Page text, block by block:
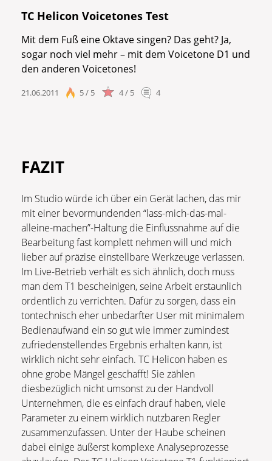
TC Helicon Voicetones Test
Mit dem Fuß eine Oktave singen? Das geht? Ja,
sogar noch viel mehr – mit dem Voicetone D1 und
den anderen Voicetones!
21.06.2011 5 / 5 4 / 5 4
FAZIT
Im Studio würde ich über ein Gerät lachen, das mir
mit einer bevormundenden “lass-mich-das-mal-
alleine-machen”-Haltung die Einflussnahme auf die
Bearbeitung fast komplett nehmen will und mich
lieber auf präzise einstellbare Werkzeuge verlassen.
Im Live-Betrieb verhält es sich ähnlich, doch muss
man dem T1 bescheinigen, seine Arbeit erstaunlich
ordentlich zu verrichten. Dafür zu sorgen, dass ein
tontechnisch eher unbedarfter User mit minimalem
Bedienaufwand ein so gut wie immer zumindest
zufriedenstellendes Ergebnis erhalten kann, ist
wirklich nicht sehr einfach. TC Helicon haben es
ohne grobe Mängel geschafft! Sie zählen
diesbezüglich nicht umsonst zu der Handvoll
Unternehmen, die es einfach drauf haben, viele
Parameter zu einem wirklich nutzbaren Regler
zusammenzufassen. Unter der Haube scheinen
dabei einige äußerst komplexe Analyseprozesse